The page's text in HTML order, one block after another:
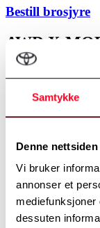
Samtykke
Denne
Vi bruker
annonser et
dessuten
Bestill brosjyre
AWD X-
I bZ4X finner du et
fremkommelighet.
spesielt tilpasset
med dårlige og
Control og Grip
Toyota bZ4X
git svært god